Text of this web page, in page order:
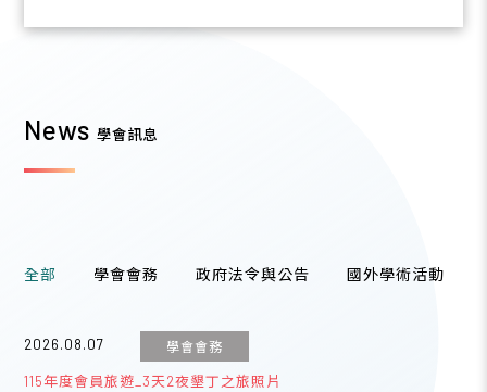
News學會訊息
全部 學會會務 政府法令與公告 國外學術活動
2026.08.07 學會會務
115年度會員旅遊_3天2夜墾丁之旅照片